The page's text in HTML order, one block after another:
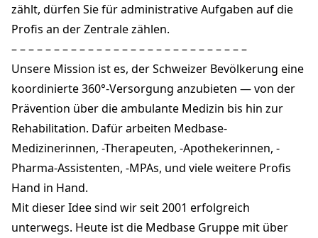
zählt, dürfen Sie für administrative Aufgaben auf die
Profis an der Zentrale zählen.
– – – – – – – – – – – – – – – – – – – – – – – – – – – –
Unsere Mission ist es, der Schweizer Bevölkerung eine
koordinierte 360°-Versorgung anzubieten — von der
Prävention über die ambulante Medizin bis hin zur
Rehabilitation. Dafür arbeiten Medbase-
Medizinerinnen, -Therapeuten, -Apothekerinnen, -
Pharma-Assistenten, -MPAs, und viele weitere Profis
Hand in Hand.
Mit dieser Idee sind wir seit 2001 erfolgreich
unterwegs. Heute ist die Medbase Gruppe mit über